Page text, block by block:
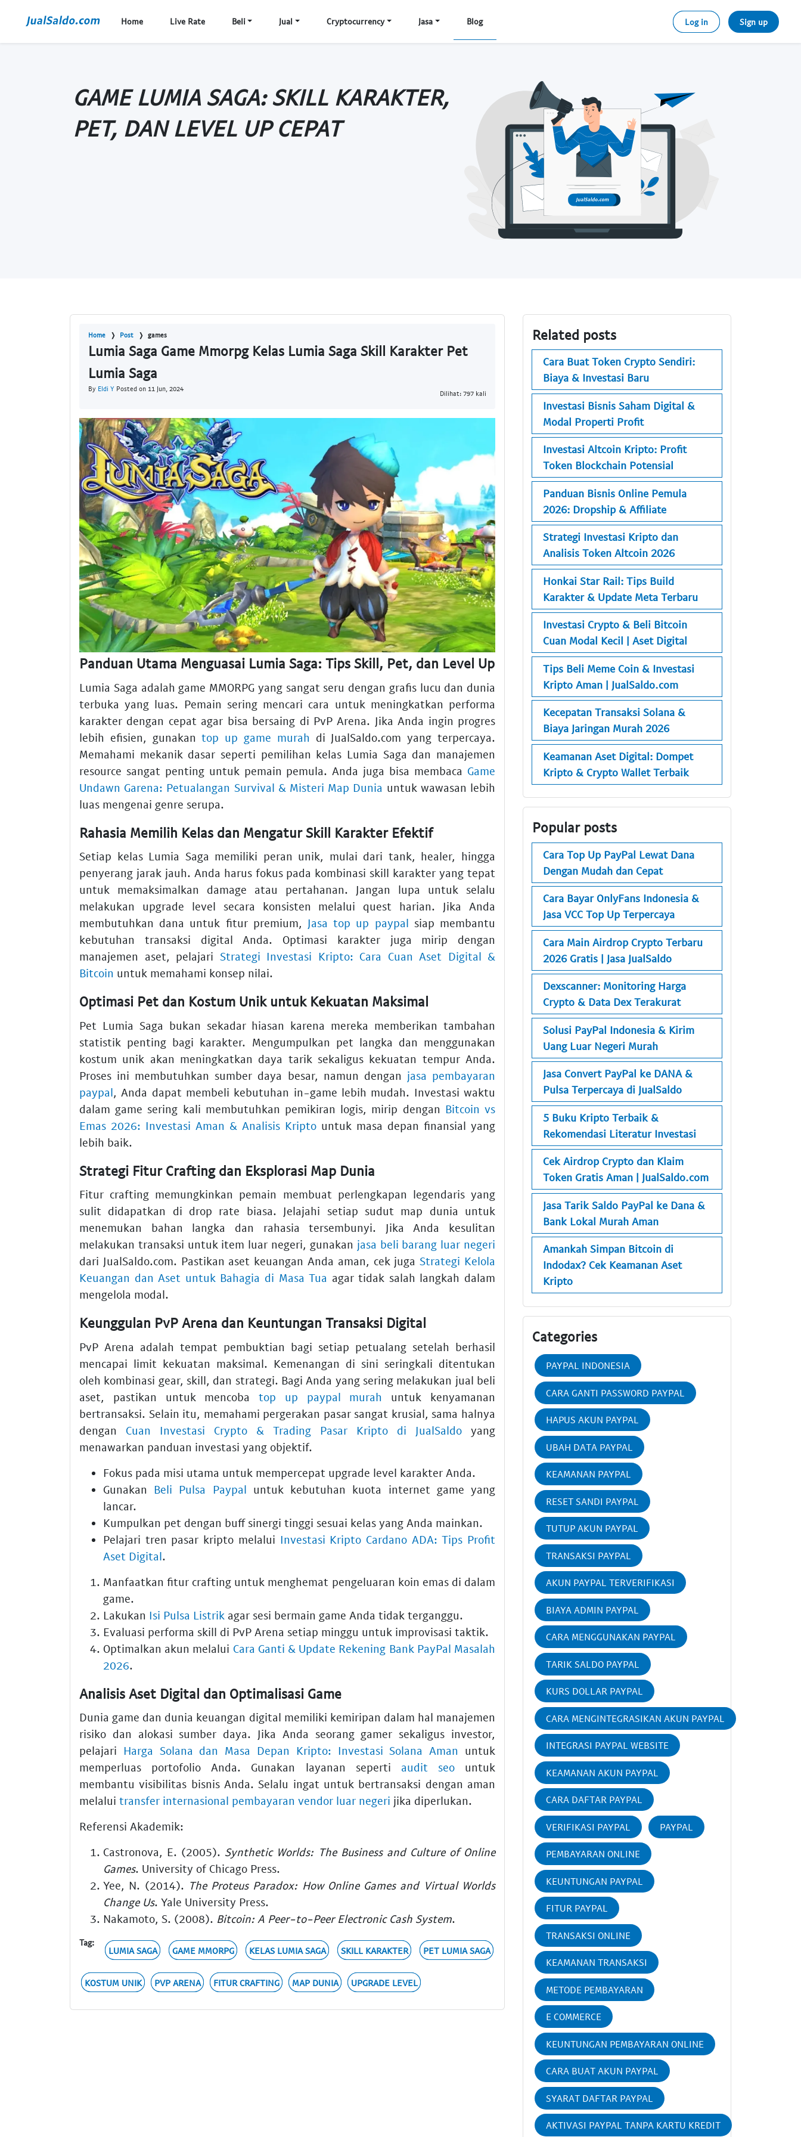
Home Live Rate Beli Jual Cryptocurrency Jasa Blog Log in Sign up
GAME LUMIA SAGA: SKILL KARAKTER,
PET, DAN LEVEL UP CEPAT
Home Post games
Lumia Saga Game Mmorpg Kelas Lumia Saga Skill Karakter Pet
Lumia Saga
By Eldi Y Posted on 11 Jun, 2024
Dilihat: 797 kali
Panduan Utama Menguasai Lumia Saga: Tips Skill, Pet, dan Level Up
Lumia Saga adalah game MMORPG yang sangat seru dengan grafis lucu dan dunia
terbuka yang luas. Pemain sering mencari cara untuk meningkatkan performa
karakter dengan cepat agar bisa bersaing di PvP Arena. Jika Anda ingin progres
lebih efisien, gunakantop up game murah di JualSaldo.com yang terpercaya.
Memahami mekanik dasar seperti pemilihan kelas Lumia Saga dan manajemen
resource sangat penting untuk pemain pemula. Anda juga bisa membaca Game
Undawn Garena: Petualangan Survival & Misteri Map Dunia untuk wawasan lebih
luas mengenai genre serupa.
Rahasia Memilih Kelas dan Mengatur Skill Karakter Efektif
Setiap kelas Lumia Saga memiliki peran unik, mulai dari tank, healer, hingga
penyerang jarak jauh. Anda harus fokus pada kombinasi skill karakter yang tepat
untuk memaksimalkan damage atau pertahanan. Jangan lupa untuk selalu
melakukan upgrade level secara konsisten melalui quest harian. Jika Anda
membutuhkan dana untuk fitur premium, Jasa top up paypal siap membantu
kebutuhan transaksi digital Anda. Optimasi karakter juga mirip dengan
manajemen aset, pelajari Strategi Investasi Kripto: Cara Cuan Aset Digital &
Bitcoin untuk memahami konsep nilai.
Optimasi Pet dan Kostum Unik untuk Kekuatan Maksimal
Pet Lumia Saga bukan sekadar hiasan karena mereka memberikan tambahan
statistik penting bagi karakter. Mengumpulkan pet langka dan menggunakan
kostum unik akan meningkatkan daya tarik sekaligus kekuatan tempur Anda.
Proses ini membutuhkan sumber daya besar, namun dengan jasa pembayaran
paypal, Anda dapat membeli kebutuhan in-game lebih mudah. Investasi waktu
dalam game sering kali membutuhkan pemikiran logis, mirip dengan Bitcoin vs
Emas 2026: Investasi Aman & Analisis Kripto untuk masa depan finansial yang
lebih baik.
Strategi Fitur Crafting dan Eksplorasi Map Dunia
Fitur crafting memungkinkan pemain membuat perlengkapan legendaris yang
sulit didapatkan di drop rate biasa. Jelajahi setiap sudut map dunia untuk
menemukan bahan langka dan rahasia tersembunyi. Jika Anda kesulitan
melakukan transaksi untuk item luar negeri, gunakan jasa beli barang luar negeri
dari JualSaldo.com. Pastikan aset keuangan Anda aman, cek jugaStrategi Kelola
Keuangan dan Aset untuk Bahagia di Masa Tua agar tidak salah langkah dalam
mengelola modal.
Keunggulan PvP Arena dan Keuntungan Transaksi Digital
PvP Arena adalah tempat pembuktian bagi setiap petualang setelah berhasil
mencapai limit kekuatan maksimal. Kemenangan di sini seringkali ditentukan
oleh kombinasi gear, skill, dan strategi. Bagi Anda yang sering melakukan jual beli
aset, pastikan untuk mencobatop up paypal murah
untuk kenyamanan
bertransaksi. Selain itu, memahami pergerakan pasar sangat krusial, sama halnya
dengan Cuan Investasi Crypto & Trading Pasar Kripto di JualSaldo yang
menawarkan panduan investasi yang objektif.
Fokus pada misi utama untuk mempercepat upgrade level karakter Anda.
Gunakan Beli Pulsa Paypal untuk kebutuhan kuota internet game yang
lancar.
Kumpulkan pet dengan buff sinergi tinggi sesuai kelas yang Anda mainkan.
Pelajari tren pasar kripto melalui Investasi Kripto Cardano ADA: Tips Profit
Aset Digital.
Manfaatkan fitur crafting untuk menghemat pengeluaran koin emas di dalam
game.
Lakukan Isi Pulsa Listrik agar sesi bermain game Anda tidak terganggu.
Evaluasi performa skill di PvP Arena setiap minggu untuk improvisasi taktik.
Optimalkan akun melalui Cara Ganti & Update Rekening Bank PayPal Masalah
2026.
Analisis Aset Digital dan Optimalisasi Game
Dunia game dan dunia keuangan digital memiliki kemiripan dalam hal manajemen
risiko dan alokasi sumber daya. Jika Anda seorang gamer sekaligus investor,
pelajari Harga Solana dan Masa Depan Kripto: Investasi Solana Aman untuk
memperluas portofolio Anda. Gunakan layanan seperti audit seountuk
membantu visibilitas bisnis Anda. Selalu ingat untuk bertransaksi dengan aman
melalui transfer internasional pembayaran vendor luar negeri jika diperlukan.
Referensi Akademik:
Castronova, E. (2005). Synthetic Worlds: The Business and Culture of Online
Games. University of Chicago Press.
Yee, N. (2014). The Proteus Paradox: How Online Games and Virtual Worlds
Change Us. Yale University Press.
Nakamoto, S. (2008). Bitcoin: A Peer-to-Peer Electronic Cash System.
Tag:
LUMIA SAGA GAME MMORPG KELAS LUMIA SAGA SKILL KARAKTER PET LUMIA SAGA
KOSTUM UNIK PVP ARENA FITUR CRAFTING MAP DUNIA UPGRADE LEVEL
Related posts
Cara Buat Token Crypto Sendiri:
Biaya & Investasi Baru
Investasi Bisnis Saham Digital &
Modal Properti Profit
Investasi Altcoin Kripto: Profit
Token Blockchain Potensial
Panduan Bisnis Online Pemula
2026: Dropship & Affiliate
Strategi Investasi Kripto dan
Analisis Token Altcoin 2026
Honkai Star Rail: Tips Build
Karakter & Update Meta Terbaru
Investasi Crypto & Beli Bitcoin
Cuan Modal Kecil | Aset Digital
Tips Beli Meme Coin & Investasi
Kripto Aman | JualSaldo.com
Kecepatan Transaksi Solana &
Biaya Jaringan Murah 2026
Keamanan Aset Digital: Dompet
Kripto & Crypto Wallet Terbaik
Popular posts
Cara Top Up PayPal Lewat Dana
Dengan Mudah dan Cepat
Cara Bayar OnlyFans Indonesia &
Jasa VCC Top Up Terpercaya
Cara Main Airdrop Crypto Terbaru
2026 Gratis | Jasa JualSaldo
Dexscanner: Monitoring Harga
Crypto & Data Dex Terakurat
Solusi PayPal Indonesia & Kirim
Uang Luar Negeri Murah
Jasa Convert PayPal ke DANA &
Pulsa Terpercaya di JualSaldo
5 Buku Kripto Terbaik &
Rekomendasi Literatur Investasi
Cek Airdrop Crypto dan Klaim
Token Gratis Aman | JualSaldo.com
Jasa Tarik Saldo PayPal ke Dana &
Bank Lokal Murah Aman
Amankah Simpan Bitcoin di
Indodax? Cek Keamanan Aset
Kripto
Categories
PAYPAL INDONESIA
CARA GANTI PASSWORD PAYPAL
HAPUS AKUN PAYPAL
UBAH DATA PAYPAL
KEAMANAN PAYPAL
RESET SANDI PAYPAL
TUTUP AKUN PAYPAL
TRANSAKSI PAYPAL
AKUN PAYPAL TERVERIFIKASI
BIAYA ADMIN PAYPAL
CARA MENGGUNAKAN PAYPAL
TARIK SALDO PAYPAL
KURS DOLLAR PAYPAL
CARA MENGINTEGRASIKAN AKUN PAYPAL
INTEGRASI PAYPAL WEBSITE
KEAMANAN AKUN PAYPAL
CARA DAFTAR PAYPAL
VERIFIKASI PAYPAL PAYPAL
PEMBAYARAN ONLINE
KEUNTUNGAN PAYPAL
FITUR PAYPAL
TRANSAKSI ONLINE
KEAMANAN TRANSAKSI
METODE PEMBAYARAN
E COMMERCE
KEUNTUNGAN PEMBAYARAN ONLINE
CARA BUAT AKUN PAYPAL
SYARAT DAFTAR PAYPAL
AKTIVASI PAYPAL TANPA KARTU KREDIT